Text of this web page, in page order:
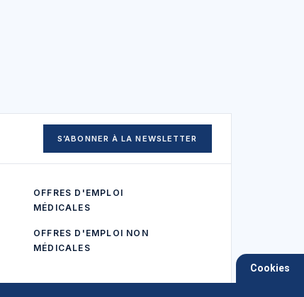
S’ABONNER À LA NEWSLETTER
OFFRES D'EMPLOI
MÉDICALES
OFFRES D'EMPLOI NON
MÉDICALES
Cookies